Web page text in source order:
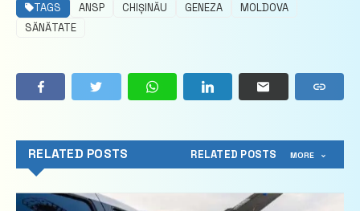
TAGS ANSP CHIȘINĂU GENEZA
MOLDOVA
SĂNĂTATE
RELATED POSTS RELATED POSTS MORE